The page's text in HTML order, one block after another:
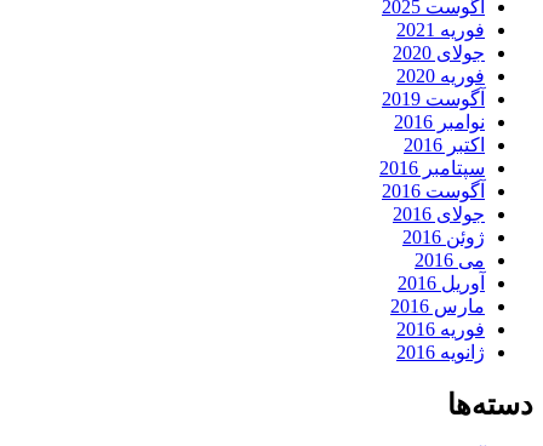
آگوست 2025
فوریه 2021
جولای 2020
فوریه 2020
آگوست 2019
نوامبر 2016
اکتبر 2016
سپتامبر 2016
آگوست 2016
جولای 2016
ژوئن 2016
می 2016
آوریل 2016
مارس 2016
فوریه 2016
ژانویه 2016
دسته‌ها